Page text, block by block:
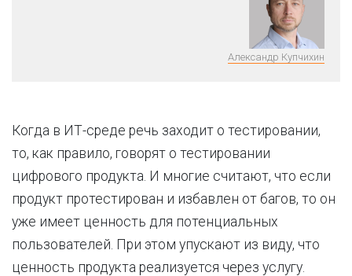
Александр Купчихин
Когда в ИТ-среде речь заходит о тестировании,
то, как правило, говорят о тестировании
цифрового продукта. И многие считают, что если
продукт протестирован и избавлен от багов, то он
уже имеет ценность для потенциальных
пользователей. При этом упускают из виду, что
ценность продукта реализуется через услугу.